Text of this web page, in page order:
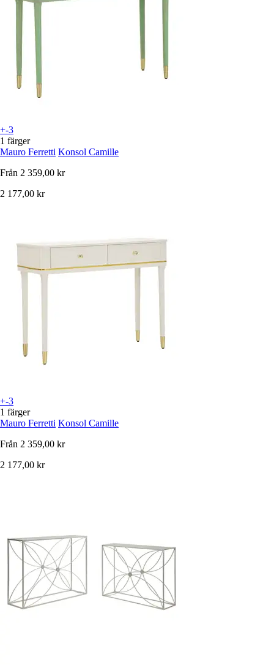
+-3
1 färger
Mauro Ferretti Konsol Camille
Från 2 359,00 kr
2 177,00 kr
+-3
1 färger
Mauro Ferretti Konsol Camille
Från 2 359,00 kr
2 177,00 kr